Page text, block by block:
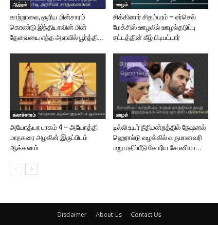
ஆற்றல்
காற்றாலை, சூரிய மின்சாரம்
கொண்டு இந்தியாவின் மின்
தேவையை எந்த அளவில் பூர்த்தி...
ஊழல்
சிக்கினார் சிதம்பரம் – ஏர்செல்
மேக்சிஸ் ஊழலில் ஊழல்தடுப்பு
சட்டத்தின் கீழ் பிடிபட்டார்
கலாச்சாரம்
அயோத்யா பாகம் 4 – அயோத்தி
மாநகரை அழகின் இருப்பிடம்
ஆக்கலாம்
ஊழல்
டில்லி உயர் நீதிமன்றத்தில் நேஷனல்
ஹெரால்டு வழக்கில் வருமானவரி
மறு மதிப்பீடு கோரிய சோனியா...
Disclaimer About Us Contact Us